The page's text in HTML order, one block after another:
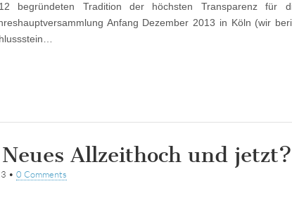
begründeten Tradition der höchsten Transparenz für
Anfang Dezember 2013 in Köln (wir
Allzeithoch und jetzt?
• 0 Comments